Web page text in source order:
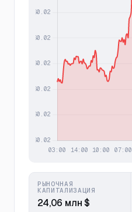
РЫНОЧНАЯ
КАПИТАЛИЗАЦИЯ
24,06 млн $